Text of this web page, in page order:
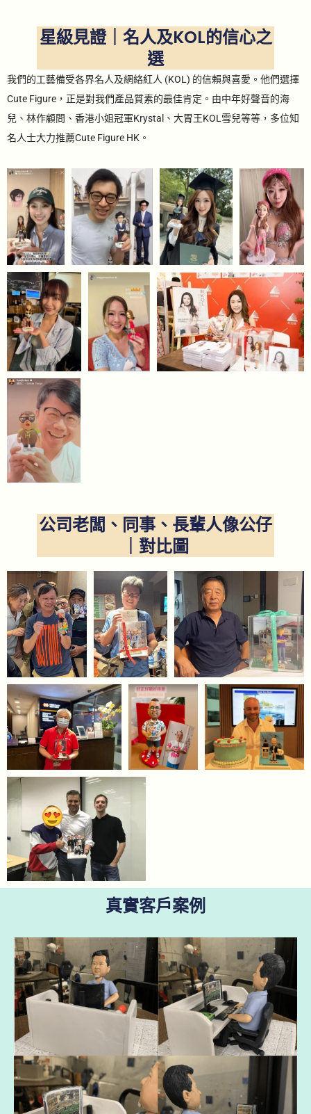
星級見證｜名人及KOL的信心之
選
我們的工藝備受各界名人及網絡紅人 (KOL) 的信賴與喜愛。他們選擇
Cute Figure，正是對我們產品質素的最佳肯定。由中年好聲音的海
兒、林作顧問、香港小姐冠軍Krystal、大胃王KOL雪兒等等，多位知
名人士大力推薦Cute Figure HK。
公司老闆、同事、長輩人像公仔
｜對比圖
真實客戶案例